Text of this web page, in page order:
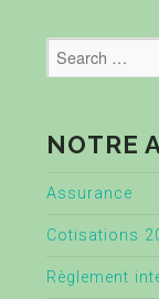
NOTRE
Assurance
Cotisations
Règlement